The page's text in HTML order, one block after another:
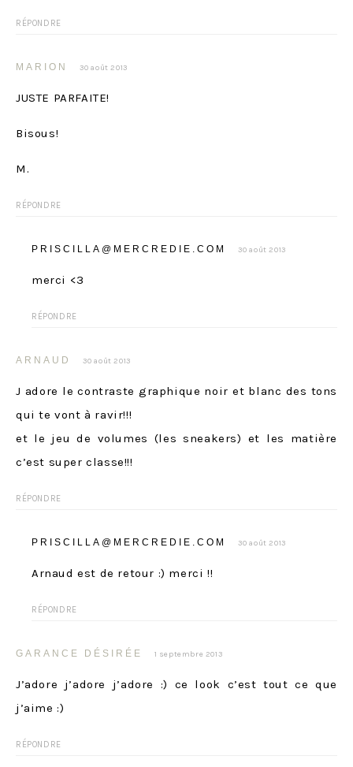
RÉPONDRE
MARION 30 août 2013
JUSTE PARFAITE!
Bisous!
M.
RÉPONDRE
PRISCILLA@MERCREDIE.COM 30 août 2013
merci <3
RÉPONDRE
ARNAUD 30 août 2013
J adore le contraste graphique noir et blanc des tons
qui te vont à ravir!!!
et le jeu de volumes (les sneakers) et les matière
c’est super classe!!!
RÉPONDRE
PRISCILLA@MERCREDIE.COM 30 août 2013
Arnaud est de retour :) merci !!
RÉPONDRE
GARANCE DÉSIRÉE 1 septembre 2013
J’adore j’adore j’adore :) ce look c’est tout ce que
j’aime :)
RÉPONDRE